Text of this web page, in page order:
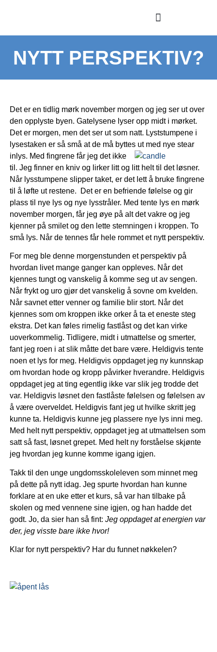
NYTT PERSPEKTIV?
Det er en tidlig mørk november morgen og jeg ser ut over
den opplyste byen. Gatelysene lyser opp midt i mørket.
Det er morgen, men det ser ut som natt. Lyststumpene i
lysestaken er så små at de må byttes ut med nye stear
inlys. Med fingrene får jeg det ikke
til. Jeg finner en kniv og lirker litt og litt helt til det løsner.
Når lysstumpene slipper taket, er det lett å bruke fingrene
til å løfte ut restene. Det er en befriende følelse og gir
plass til nye lys og nye lysstråler. Med tente lys en mørk
november morgen, får jeg øye på alt det vakre og jeg
kjenner på smilet og den lette stemningen i kroppen. To
små lys. Når de tennes får hele rommet et nytt perspektiv.
For meg ble denne morgenstunden et perspektiv på
hvordan livet mange ganger kan oppleves. Når det
kjennes tungt og vanskelig å komme seg ut av sengen.
Når frykt og uro gjør det vanskelig å sovne om kvelden.
Når savnet etter venner og familie blir stort. Når det
kjennes som om kroppen ikke orker å ta et eneste steg
ekstra. Det kan føles rimelig fastlåst og det kan virke
uoverkommelig. Tidligere, midt i utmattelse og smerter,
fant jeg roen i at slik måtte det bare være. Heldigvis tente
noen et lys for meg. Heldigvis oppdaget jeg ny kunnskap
om hvordan hode og kropp påvirker hverandre. Heldigvis
oppdaget jeg at ting egentlig ikke var slik jeg trodde det
var. Heldigvis løsnet den fastlåste følelsen og følelsen av
å være overveldet. Heldigvis fant jeg ut hvilke skritt jeg
kunne ta. Heldigvis kunne jeg plassere nye lys inni meg.
Med helt nytt perspektiv, oppdaget jeg at utmattelsen som
satt så fast, løsnet grepet. Med helt ny forståelse skjønte
jeg hvordan jeg kunne komme igang igjen.
Takk til den unge ungdomsskoleleven som minnet meg
på dette på nytt idag. Jeg spurte hvordan han kunne
forklare at en uke etter et kurs, så var han tilbake på
skolen og med vennene sine igjen, og han hadde det
godt. Jo, da sier han så fint: Jeg oppdaget at energien var
der, jeg visste bare ikke hvor!
Klar for nytt perspektiv? Har du funnet nøkkelen?